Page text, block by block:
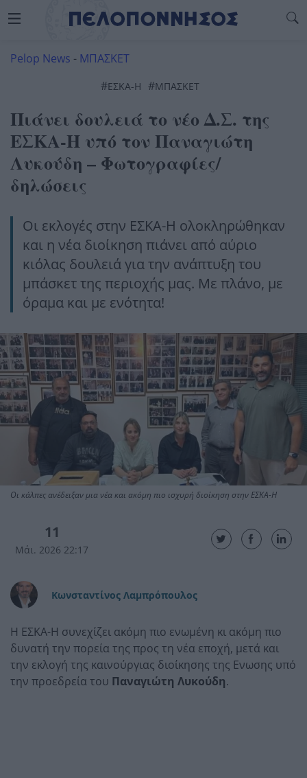
Pelop News - ΜΠΑΣΚΕΤ
#ΕΣΚΑ-Η #ΜΠΆΣΚΕΤ
Πιάνει δουλειά το νέο Δ.Σ. της
ΕΣΚΑ-Η υπό τον Παναγιώτη
Λυκούδη – Φωτογραφίες/
δηλώσεις
Οι εκλογές στην ΕΣΚΑ-Η ολοκληρώθηκαν
και η νέα διοίκηση πιάνει από αύριο
κιόλας δουλειά για την ανάπτυξη του
μπάσκετ της περιοχής μας. Με πλάνο, με
όραμα και με ενότητα!
Οι κάλπες ανέδειξαν μια νέα και ακόμη πιο ισχυρή διοίκηση στην ΕΣΚΑ-Η
11
Μάι. 2026 22:17
Κωνσταντίνος Λαμπρόπουλος
Η ΕΣΚΑ-Η συνεχίζει ακόμη πιο ενωμένη κι ακόμη πιο
δυνατή την πορεία της προς τη νέα εποχή, μετά και
την εκλογή της καινούργιας διοίκησης της Ενωσης υπό
την προεδρεία του Παναγιώτη Λυκούδη.